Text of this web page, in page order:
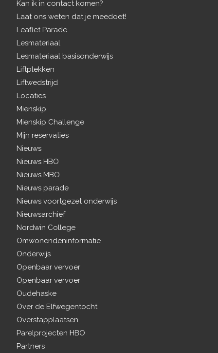
Kan ik in contact komen?
Laat ons weten dat je meedoet!
Leaflet Parade
Lesmateriaal
Lesmateriaal basisonderwijs
Liftplekken
Liftwedstrijd
Locaties
Mienskip
Mienskip Challenge
Mijn reservaties
Nieuws
Nieuws HBO
Nieuws MBO
Nieuws parade
Nieuws voortgezet onderwijs
Nieuwsarchief
Nordwin College
Omwonendeninformatie
Onderwijs
Openbaar vervoer
Openbaar vervoer
Oudehaske
Over de Elfwegentocht
Overstapplaatsen
Parelprojecten HBO
Partners